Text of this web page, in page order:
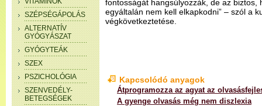
SZÉPSÉGÁPOLÁS
ALTERNATÍV
GYÓGYÁSZAT
GYÓGYTEÁK
SZEX
PSZICHOLÓGIA
SZENVEDÉLY-
BETEGSÉGEK
fontosságát hangsúlyozzák, de az biztos,
egyáltalán nem kell elkapkodni” – szól a
végkövetkeztetése.
Kapcsolódó anyagok
Átprogramozza az agyat az
A gyenge olvasás még nem diszlexia